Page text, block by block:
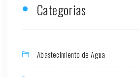
Categorias
Abastecimiento de Agua